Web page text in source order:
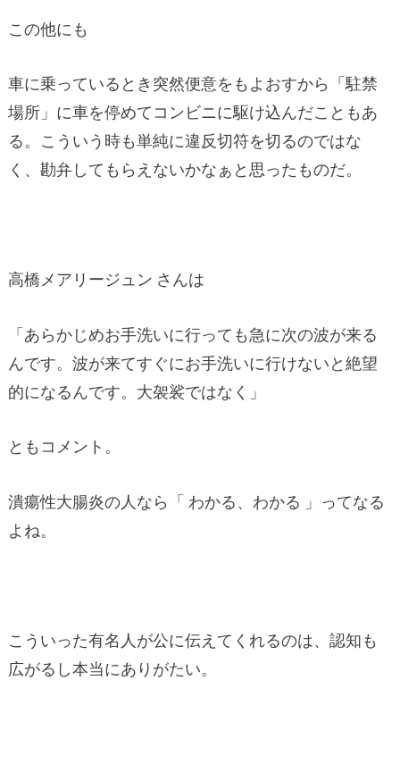
この他にも
車に乗っているとき突然便意をもよおすから「駐禁
場所」に車を停めてコンビニに駆け込んだこともあ
る。こういう時も単純に違反切符を切るのではな
く、勘弁してもらえないかなぁと思ったものだ。
高橋メアリージュン さんは
「あらかじめお手洗いに行っても急に次の波が来る
んです。波が来てすぐにお手洗いに行けないと絶望
的になるんです。大袈裟ではなく」
ともコメント。
潰瘍性大腸炎の人なら「 わかる、わかる 」ってなる
よね。
こういった有名人が公に伝えてくれるのは、認知も
広がるし本当にありがたい。